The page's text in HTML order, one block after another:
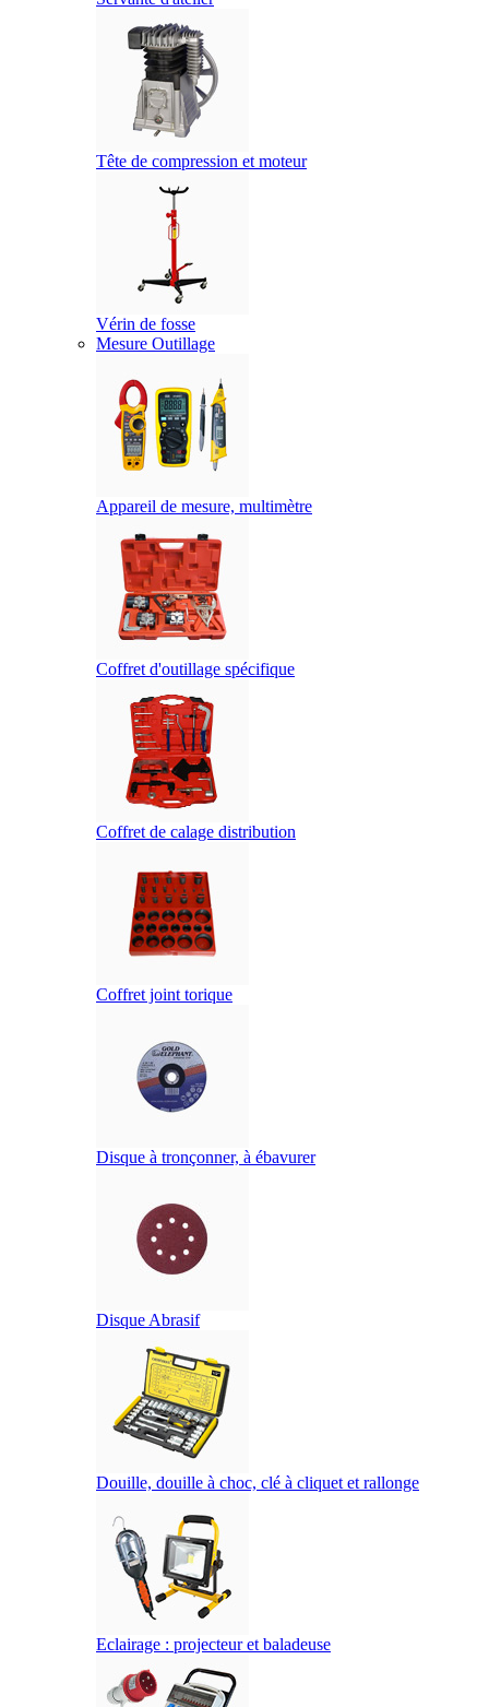
Tête de compression et moteur
Vérin de fosse
Mesure Outillage
Appareil de mesure, multimètre
Coffret d'outillage spécifique
Coffret de calage distribution
Coffret joint torique
Disque à tronçonner, à ébavurer
Disque Abrasif
Douille, douille à choc, clé à cliquet et rallonge
Eclairage : projecteur et baladeuse